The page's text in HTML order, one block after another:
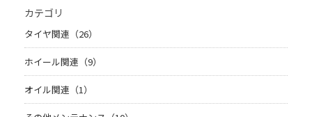
カテゴリ
タイヤ関連（26）
ホイール関連（9）
オイル関連（1）